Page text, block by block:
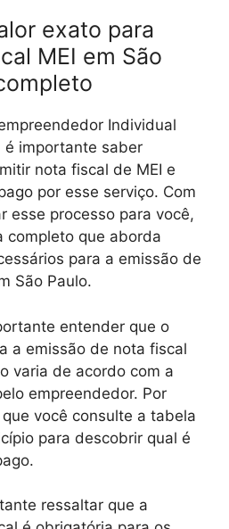
exato para
MEI em São
Individual
é importante saber
nota fiscal de MEI e
por esse serviço. Com
esse processo para você,
completo que aborda
para a emissão de
São Paulo.
entender que o
a emissão de nota fiscal
varia de acordo com a
empreendedor. Por
você consulte a tabela
para descobrir qual é
ressaltar que a